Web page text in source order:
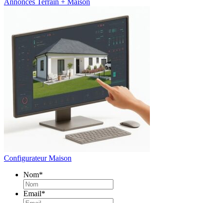
Annonces Terrain + Maison
Configurateur Maison
Nom*
Email*